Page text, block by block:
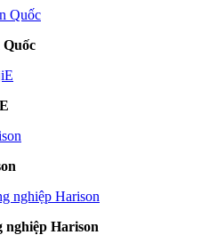
nghiệp Harison